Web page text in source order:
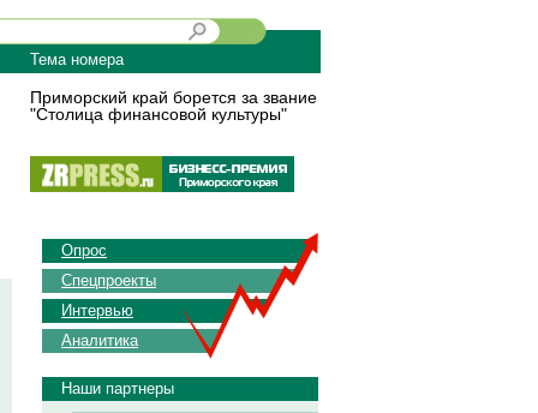
Тема номера
Приморский край борется за звание
"Столица финансовой культуры"
Опрос
Спецпроекты
Интервью
Аналитика
Наши партнеры